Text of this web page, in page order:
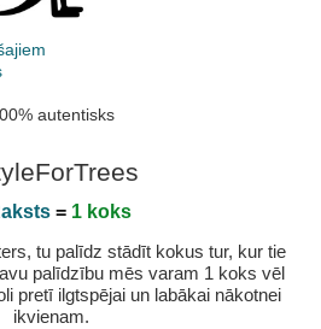
autentisks
= 1 koks
tu palīdz stādīt kokus tur, kur tie
palīdzību mēs varam 1 koks vēl
pretī ilgtspējai un labākai nākotnei
ikvienam.